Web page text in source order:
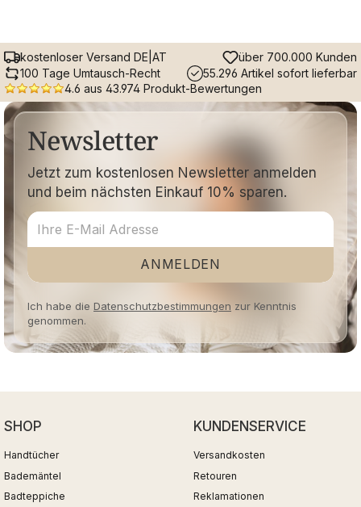
kostenloser Versand DE|AT
über 700.000 Kunden
100 Tage Umtausch-Recht
55.296 Artikel sofort lieferbar
4.6 aus 43.974 Produkt-Bewertungen
Newsletter
Jetzt zum kostenlosen Newsletter anmelden
und beim nächsten Einkauf 10% sparen.
ANMELDEN
Ich habe die Datenschutzbestimmungen zur Kenntnis
genommen.
SHOP
Handtücher
Bademäntel
Badteppiche
KUNDENSERVICE
Versandkosten
Retouren
Reklamationen